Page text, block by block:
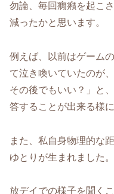
勿論、毎回癇癪を起こ
減ったかと思います。
例えば、以前はゲーム
て泣き喚いていたのが
その後でもいい？」と
答することが出来る様
また、私自身物理的な
ゆとりが生まれました。
放デイでの様子を聞く